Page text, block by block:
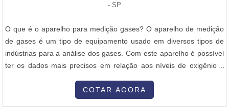
- SP
O que é o aparelho para medição gases? O aparelho de medição
de gases é um tipo de equipamento usado em diversos tipos de
indústrias para a análise dos gases. Com este aparelho é possível
ter os dados mais precisos em relação aos níveis de oxigênio e
termos de coleta de dados,- Um controle mais efetivo,- Produto
COTAR AGORA